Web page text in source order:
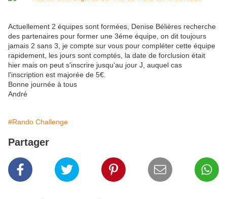
Actuellement 2 équipes sont formées, Denise Bélières recherche
des partenaires pour former une 3éme équipe, on dit toujours
jamais 2 sans 3, je compte sur vous pour compléter cette équipe
rapidement, les jours sont comptés, la date de forclusion était
hier mais on peut s'inscrire jusqu'au jour J, auquel cas
l'inscription est majorée de 5€.
Bonne journée à tous
André
#Rando Challenge
Partager